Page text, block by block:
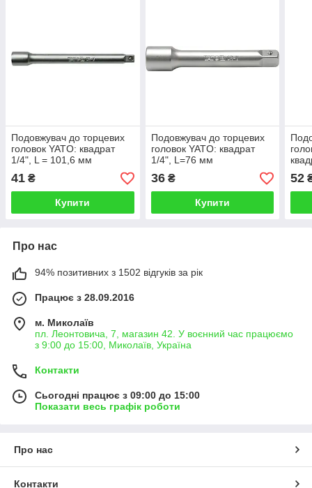
Подовжувач до торцевих
головок YATO: квадрат
1/4", L = 101,6 мм
41 ₴
Купити
Подовжувач до торцевих
головок YATO: квадрат
1/4", L=76 мм
36₴
Купити
52
Про нас
94% позитивних з 1502 відгуків за рік
Працює з 28.09.2016
м. Миколаїв
пл. Леонтовича, 7, магазин 42. У воєнний час працюємо
з 9:00 до 15:00, Миколаїв, Україна
Контакти
Сьогодні працює з 09:00 до 15:00
Показати весь графік роботи
Про нас
Контакти